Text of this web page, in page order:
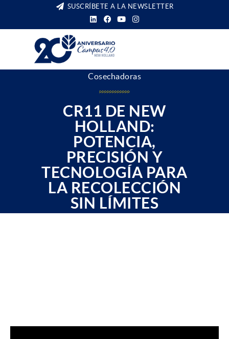
SUSCRÍBETE A LA NEWSLETTER
Cosechadoras
CR11 DE NEW
HOLLAND:
POTENCIA,
PRECISIÓN Y
TECNOLOGÍA PARA
LA RECOLECCIÓN
SIN LÍMITES